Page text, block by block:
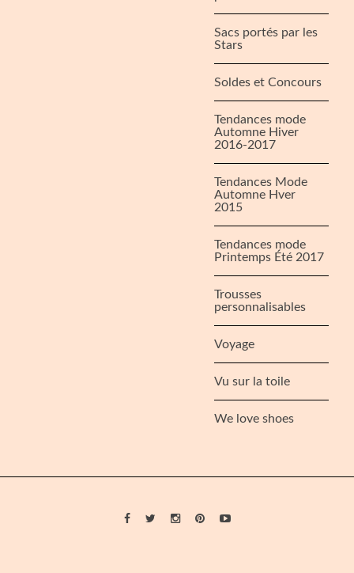
Sacs portés par les
Stars
Soldes et Concours
Tendances mode
Automne Hiver
2016-2017
Tendances Mode
Automne Hver
2015
Tendances mode
Printemps Été 2017
Trousses
personnalisables
Voyage
Vu sur la toile
We love shoes